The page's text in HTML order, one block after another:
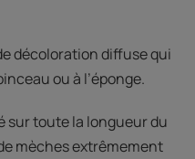
décoloration diffuse qui
ou à l’éponge.
sur toute la longueur du
mèches extrêmement